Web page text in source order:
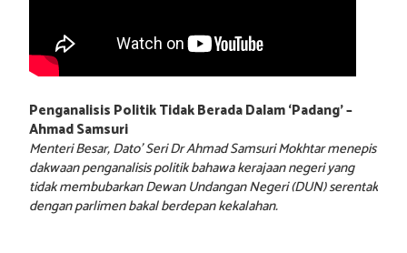
Penganalisis Politik Tidak Berada Dalam ‘Padang’ –
Ahmad Samsuri
Menteri Besar, Dato’ Seri Dr Ahmad Samsuri Mokhtar menepis
dakwaan penganalisis politik bahawa kerajaan negeri yang
tidak membubarkan Dewan Undangan Negeri (DUN) serentak
dengan parlimen bakal berdepan kekalahan.